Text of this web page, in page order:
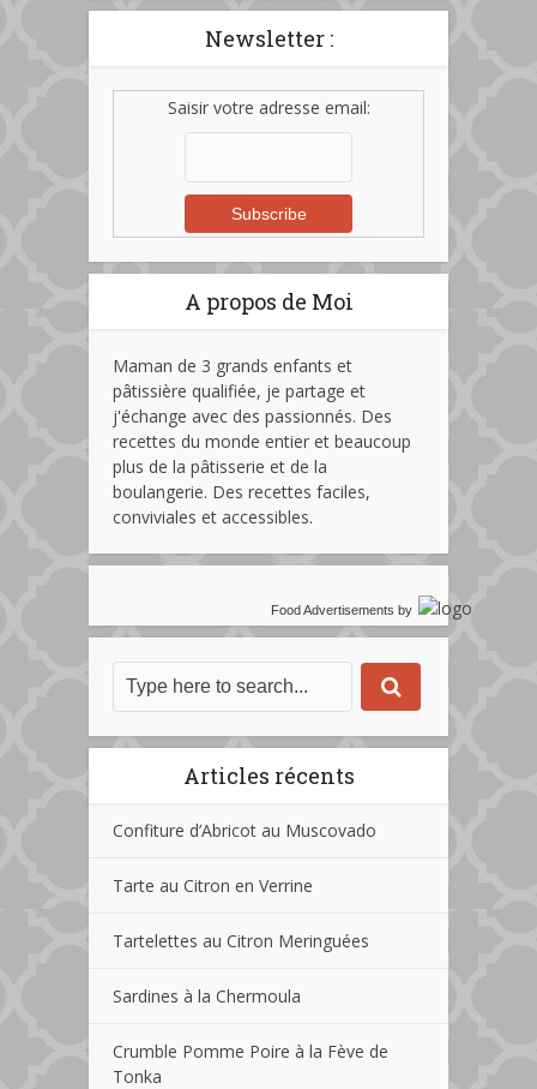
Newsletter :
Saisir votre adresse email:
A propos de Moi
Maman de 3 grands enfants et
pâtissière qualifiée, je partage et
j'échange avec des passionnés. Des
recettes du monde entier et beaucoup
plus de la pâtisserie et de la
boulangerie. Des recettes faciles,
conviviales et accessibles.
Food Advertisements by
Articles récents
Confiture d’Abricot au Muscovado
Tarte au Citron en Verrine
Tartelettes au Citron Meringuées
Sardines à la Chermoula
Crumble Pomme Poire à la Fève de
Tonka